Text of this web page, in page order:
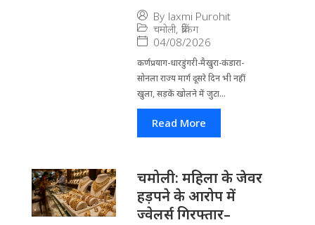
By laxmi Purohit
चमोली, ब्रेकिंग
04/08/2026
कर्णप्रयाग-धारडुंगरी-मैखुरा-कंडारा-
सोनला राज्य मार्ग दूसरे दिन भी नहीं
खुला, सड़कें खोलने में जुटा...
Read More
चमोली: महिला के जेवर
हड़पने के आरोप में
ज्वेलर्स गिरफ्तार–